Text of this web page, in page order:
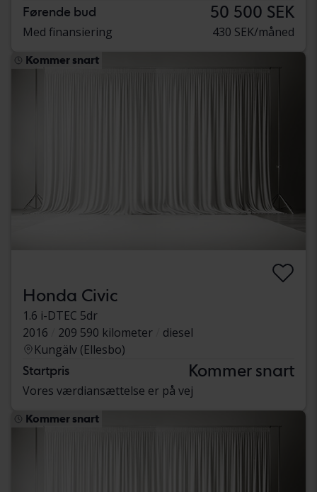
Førende bud 50 500 SEK
Med finansiering 430 SEK/måned
Kommer snart
Honda Civic
1.6 i-DTEC 5dr
2016
209 590 kilometer
diesel
Kungälv (Ellesbo)
Startpris Kommer snart
Vores værdiansættelse er på vej
Kommer snart